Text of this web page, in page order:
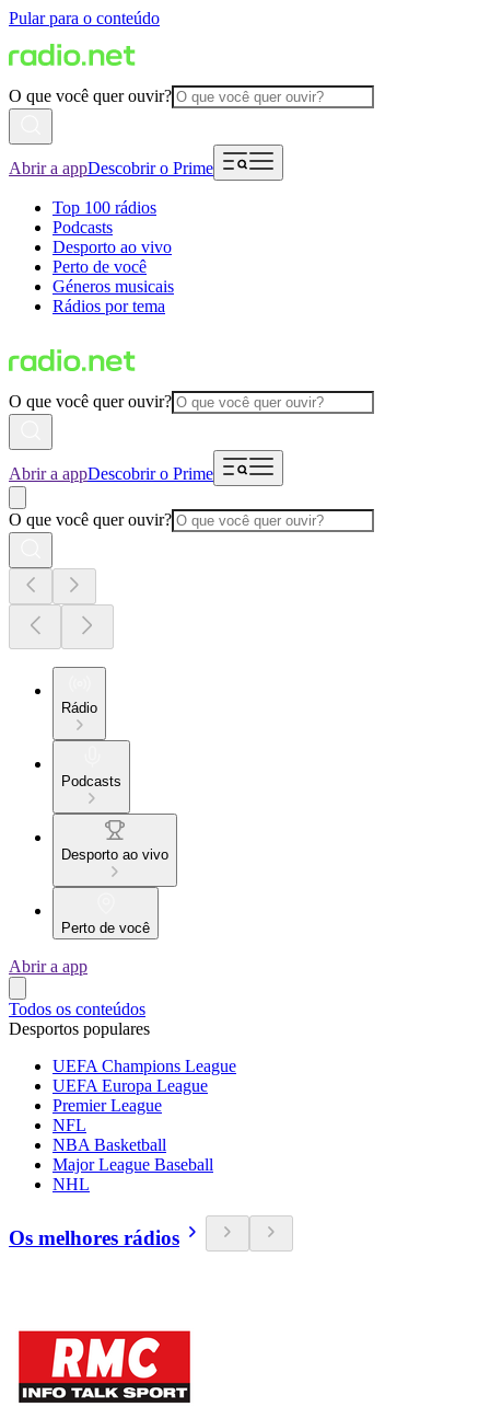
Pular para o conteúdo
O que você quer ouvir?
Abrir a appDescobrir o Prime
Top 100 rádios
Podcasts
Desporto ao vivo
Perto de você
Géneros musicais
Rádios por tema
O que você quer ouvir?
Abrir a appDescobrir o Prime
O que você quer ouvir?
Rádio
Podcasts
Desporto ao vivo
Perto de você
Abrir a app
Todos os conteúdos
Desportos populares
UEFA Champions League
UEFA Europa League
Premier League
NFL
NBA Basketball
Major League Baseball
NHL
Os melhores rádios